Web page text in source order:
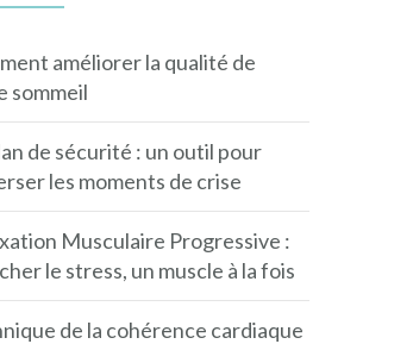
améliorer la qualité de
sommeil
de sécurité : un outil pour
les moments de crise
Musculaire Progressive :
le stress, un muscle à la fois
de la cohérence cardiaque